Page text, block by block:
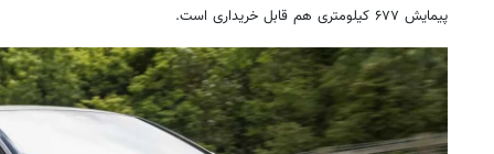
پیمایش ۶۷۷ کیلومتری هم قابل خریداری است.